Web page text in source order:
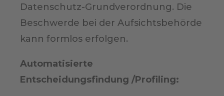
Datenschutz-Grundverordnung. Die
Beschwerde bei der Aufsichtsbehörde
kann formlos erfolgen.
Automatisierte
Entscheidungsfindung /Profiling: